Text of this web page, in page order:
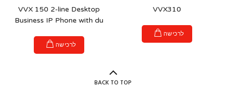
VVX 150 2-line Desktop
Business IP Phone with du
לרכישה
VVX310
לרכישה
BACK TO TOP